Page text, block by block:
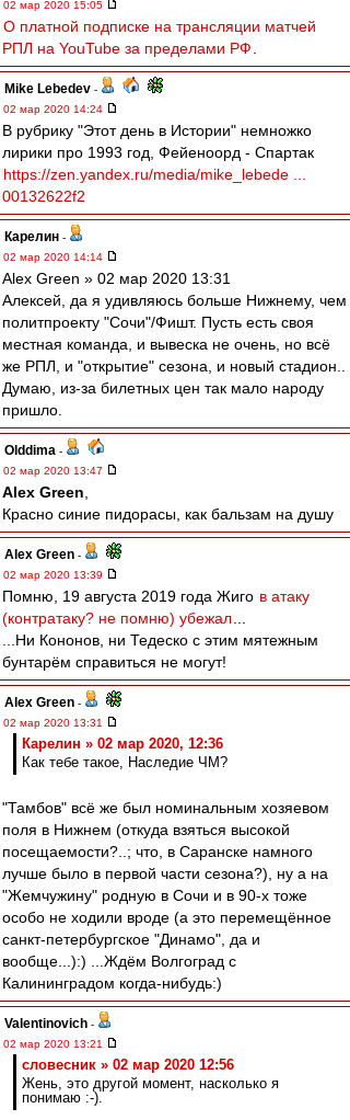
02 мар 2020 15:05
О платной подписке на трансляции матчей
РПЛ на YouTube за пределами РФ
Mike Lebedev -
02 мар 2020 14:24
В рубрику "Этот день в Истории" немножко
лирики про 1993 год, Фейеноорд - Спартак
https://zen.yandex.ru/media/mike_lebede ...
00132622f2
Карелин -
02 мар 2020 14:14
Alex Green » 02 мар 2020 13:31
Алексей, да я удивляюсь больше Нижнему, чем
политпроекту "Сочи"/Фишт. Пусть есть своя
местная команда, и вывеска не очень, но всё
же РПЛ, и "открытие" сезона, и новый стадион..
Думаю, из-за билетных цен так мало народу
пришло.
Olddima -
02 мар 2020 13:47
Alex Green
Красно синие пидорасы, как бальзам на душу
Alex Green -
02 мар 2020 13:39
Помню, 19 августа 2019 года Жиго в атаку
(контратаку? не помню) убежал
...Ни Кононов, ни Тедеско с этим мятежным
бунтарём справиться не могут!
Alex Green -
02 мар 2020 13:31
Карелин » 02 мар 2020, 12:36
Как тебе такое, Наследие ЧМ?
"Тамбов" всё же был номинальным хозяевом
поля в Нижнем (откуда взяться высокой
посещаемости?..; что, в Саранске намного
лучше было в первой части сезона?), ну а на
"Жемчужину" родную в Сочи и в 90-х тоже
особо не ходили вроде (а это перемещённое
санкт-петербургское "Динамо", да и
вообще...):) ...Ждём Волгоград с
Калининградом когда-нибудь:)
Valentinovich -
02 мар 2020 13:21
словесник » 02 мар 2020 12:56
Жень, это другой момент, насколько я
понимаю :-).